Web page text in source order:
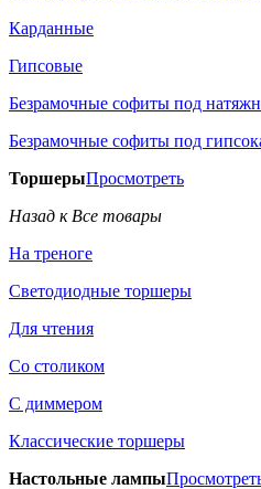
Карданные
Гипсовые
Безрамочные софиты под
Безрамочные софиты под
ТоршерыПросмотреть
Назад к Все товары
На треноге
Светодиодные торшеры
Для чтения
Со столиком
С диммером
Классические торшеры
Настольные лампы